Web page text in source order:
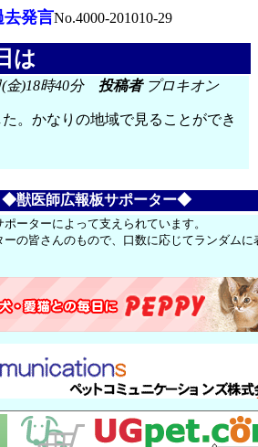
去発言No.4000-201010-29
は
(金)18時40分 投稿者プロキオン
。かなりの地域で見ることができ
◆獣医師広報板サポーター◆
ーターによって支えられています。
ーの皆さんのもので、口数に応じてランダムに